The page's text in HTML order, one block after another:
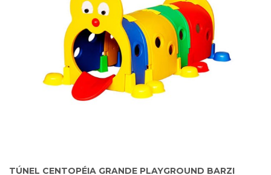
TÚNEL CENTOPÉIA GRANDE PLAYGROUND BARZI